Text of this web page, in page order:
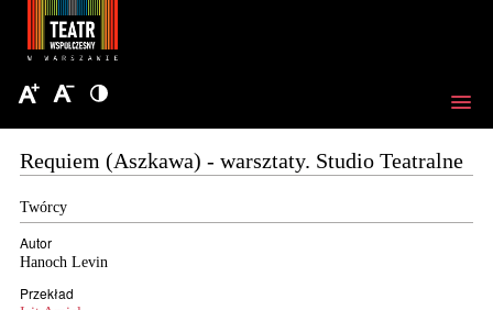
Requiem (Aszkawa) - warsztaty. Studio Teatralne
Twórcy
Autor
Hanoch Levin
Przekład